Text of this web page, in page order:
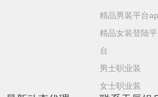
精品男装平台
精品女装登陆平
台
男士职业装
女士职业装